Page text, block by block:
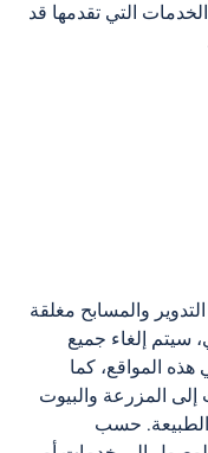
التي تقدمها قد
والمسابح مغلقة
سيتم إلغاء جميع
هذه المواقع، كما
إلى المزرعة والبيوت
الطبيعة. حسب